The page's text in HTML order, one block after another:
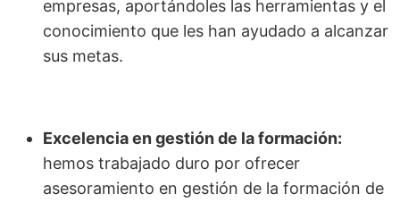
empresas, aportándoles las herramientas y el
conocimiento que les han ayudado a alcanzar
sus metas.
Excelencia en gestión de la formación:
hemos trabajado duro por ofrecer
asesoramiento en gestión de la formación de